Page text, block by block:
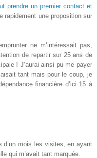
prendre un premier contact et
rapidement une proposition sur
ne m’intéressait pas,
de repartir sur 25 ans de
! J’aurai ainsi pu me payer
tant mais pour le coup, je
financière d’ici 15 à
d’un mois les visites, en ayant
qui m’avait tant marquée.